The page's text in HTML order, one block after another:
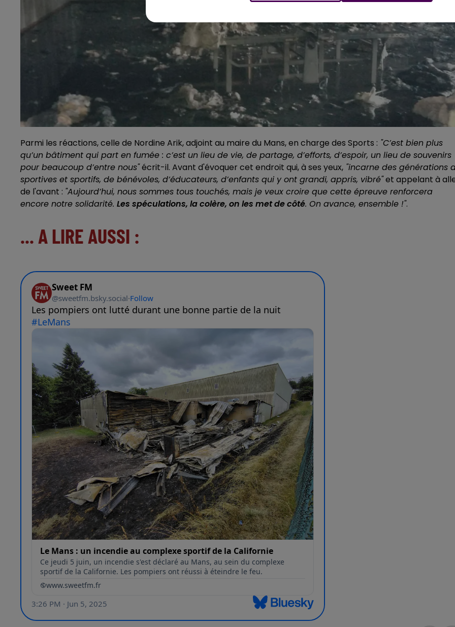
Parmi les réactions, celle de Nordine Arik, adjoint au maire du Mans, en charge des Sports : "C’est bien plus
qu’un bâtiment qui part en fumée : c’est un lieu de vie, de partage, d’efforts, d’espoir, un lieu de souvenirs
pour beaucoup d’entre nous"écrit-il. Avant d'évoquer cet endroit qui, à ses yeux, "incarne des générations
sportives et sportifs, de bénévoles, d’éducateurs, d’enfants qui y ont grandi, appris, vibré"et appelant à
de l'avant : "Aujourd’hui, nous sommes tous touchés, mais je veux croire que cette épreuve renforcera
encore notre solidarité. Les spéculations, la colère, on les met de côté. On avance, ensemble !".
... A LIRE AUSSI :